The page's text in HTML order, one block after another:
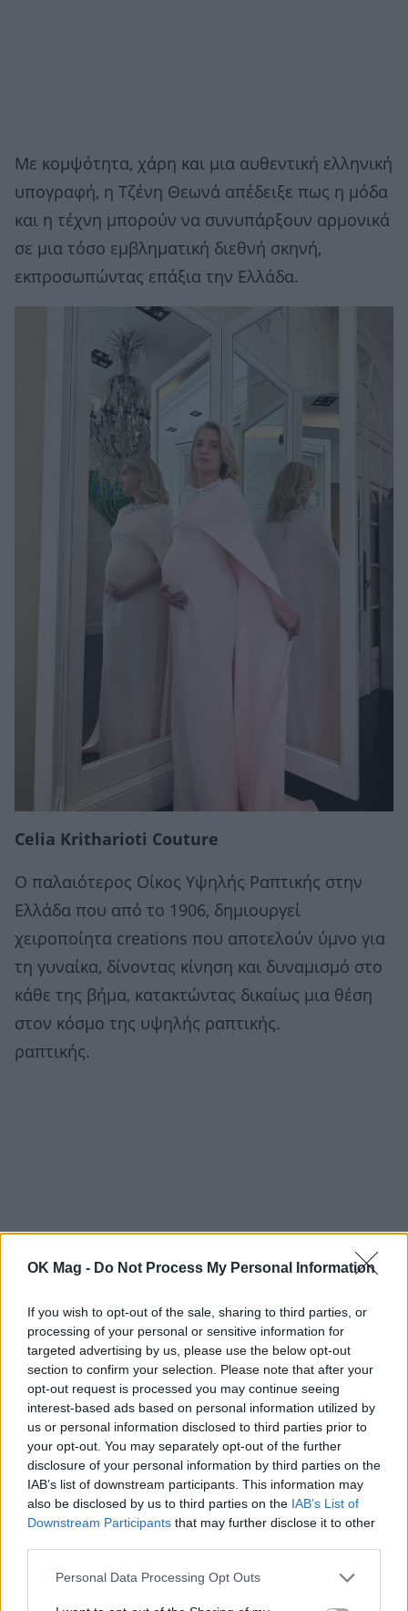
OK Mag - Do Not Process My Personal Information
If you wish to opt-out of the sale, sharing to third parties, or
processing of your personal or sensitive information for
targeted advertising by us, please use the below opt-out
section to confirm your selection. Please note that after your
opt-out request is processed you may continue seeing
interest-based ads based on personal information utilized by
us or personal information disclosed to third parties prior to
your opt-out. You may separately opt-out of the further
disclosure of your personal information by third parties on the
IAB’s list of downstream participants. This information may
also be disclosed by us to third parties on the IAB’s List of
Downstream Participants that may further disclose it to other
Personal Data Processing Opt Outs
Με κομψότητα, χάρη και μια αυθεντική ελληνική
υπογραφή, η Τζένη Θεωνά απέδειξε πως η μόδα
και η τέχνη μπορούν να συνυπάρξουν αρμονικά
σε μια τόσο εμβληματική διεθνή σκηνή,
εκπροσωπώντας επάξια την Ελλάδα.
Celia Kritharioti Couture
O παλαιότερος Οίκος Υψηλής Ραπτικής στην
Ελλάδα που από το 1906, δημιουργεί
χειροποίητα creations που αποτελούν ύμνο για
τη γυναίκα, δίνοντας κίνηση και δυναμισμό στο
κάθε της βήμα, κατακτώντας δικαίως μια θέση
στον κόσμο της υψηλής ραπτικής.
ραπτικής.